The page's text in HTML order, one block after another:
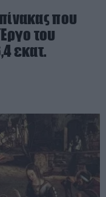
που
του
εκατ.